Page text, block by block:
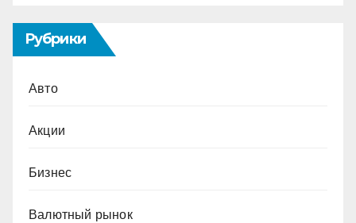
Рубрики
Авто
Акции
Бизнес
Валютный рынок